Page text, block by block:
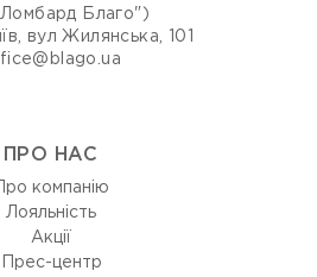
Благо")
вул Жилянська, 101
ПРО НАС
Про компанію
Лояльність
Акції
Прес-центр